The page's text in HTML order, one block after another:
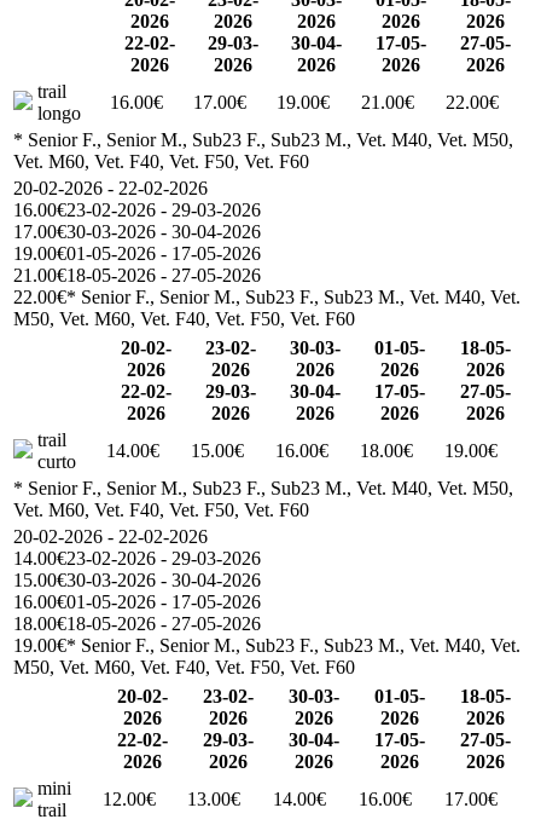
2026
22-02-
2026
2026
29-03-
2026
2026
30-04-
2026
2026
17-05-
2026
2026
27-05-
2026
trail
longo
16.00€ 17.00€ 19.00€ 21.00€
22.00€
* Senior F., Senior M., Sub23 F., Sub23 M., Vet. M40, Vet. M50,
Vet. M60, Vet. F40, Vet. F50, Vet. F60
20-02-2026 - 22-02-2026
16.00€23-02-2026 - 29-03-2026
17.00€30-03-2026 - 30-04-2026
19.00€01-05-2026 - 17-05-2026
21.00€18-05-2026 - 27-05-2026
22.00€* Senior F., Senior M., Sub23 F., Sub23 M., Vet. M40, Vet.
M50, Vet. M60, Vet. F40, Vet. F50, Vet. F60
20-02-
2026
22-02-
2026
23-02-
2026
29-03-
2026
30-03-
2026
30-04-
2026
01-05-
2026
17-05-
2026
18-05-
2026
27-05-
2026
trail
curto
14.00€ 15.00€ 16.00€ 18.00€
19.00€
* Senior F., Senior M., Sub23 F., Sub23 M., Vet. M40, Vet. M50,
Vet. M60, Vet. F40, Vet. F50, Vet. F60
20-02-2026 - 22-02-2026
14.00€23-02-2026 - 29-03-2026
15.00€30-03-2026 - 30-04-2026
16.00€01-05-2026 - 17-05-2026
18.00€18-05-2026 - 27-05-2026
19.00€* Senior F., Senior M., Sub23 F., Sub23 M., Vet. M40, Vet.
M50, Vet. M60, Vet. F40, Vet. F50, Vet. F60
20-02-
2026
22-02-
2026
23-02-
2026
29-03-
2026
30-03-
2026
30-04-
2026
01-05-
2026
17-05-
2026
18-05-
2026
27-05-
2026
mini
trail
12.00€ 13.00€ 14.00€ 16.00€
17.00€